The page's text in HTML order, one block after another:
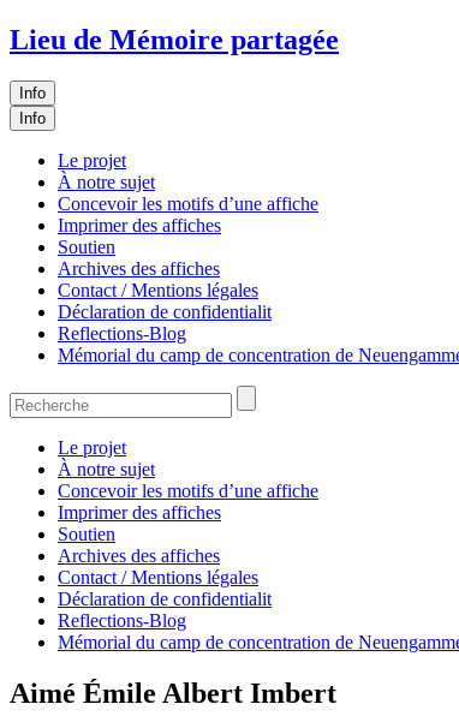
Lieu de Mémoire partagée
Info
Info
Le projet
À notre sujet
Concevoir les motifs d’une affiche
Imprimer des affiches
Soutien
Archives des affiches
Contact / Mentions légales
Déclaration de confidentialit
Reflections-Blog
Mémorial du camp de concentration de
Le projet
À notre sujet
Concevoir les motifs d’une affiche
Imprimer des affiches
Soutien
Archives des affiches
Contact / Mentions légales
Déclaration de confidentialit
Reflections-Blog
Mémorial du camp de concentration de
Aimé Émile Albert Imbert